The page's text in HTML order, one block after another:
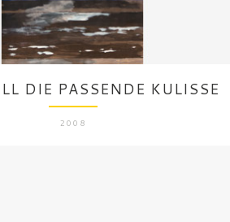
DIE PASSENDE KULISSE
2008